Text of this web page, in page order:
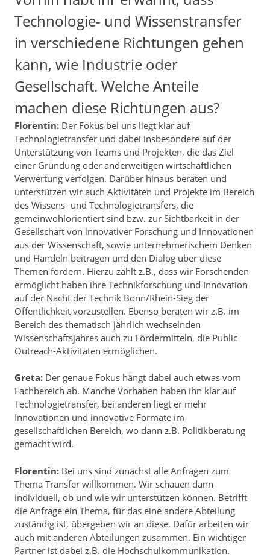
Technologie- und Wissenstransfer
in verschiedene Richtungen gehen
kann, wie Industrie oder
Gesellschaft. Welche Anteile
machen diese Richtungen aus?
Florentin: Der Fokus bei uns liegt klar auf
Technologietransfer und dabei insbesondere auf der
Unterstützung von Teams und Projekten, die das Ziel
einer Gründung oder anderweitigen wirtschaftlichen
Verwertung verfolgen. Darüber hinaus beraten und
unterstützen wir auch Aktivitäten und Projekte im Bereich
des Wissens- und Technologietransfers, die
gemeinwohlorientiert sind bzw. zur Sichtbarkeit in der
Gesellschaft von innovativer Forschung und Innovationen
aus der Wissenschaft, sowie unternehmerischem Denken
und Handeln beitragen und den Dialog über diese
Themen fördern. Hierzu zählt z.B., dass wir Forschenden
ermöglicht haben ihre Technikforschung und Innovation
auf der Nacht der Technik Bonn/Rhein-Sieg der
Öffentlichkeit vorzustellen. Ebenso beraten wir z.B. im
Bereich des thematisch jährlich wechselnden
Wissenschaftsjahres auch zu Fördermitteln, die Public
Outreach-Aktivitäten ermöglichen.
Greta: Der genaue Fokus hängt dabei auch etwas vom
Fachbereich ab. Manche Vorhaben haben ihn klar auf
Technologietransfer, bei anderen liegt er mehr
Innovationen und innovative Formate im
gesellschaftlichen Bereich, wo dann z.B. Politikberatung
gemacht wird.
Florentin: Bei uns sind zunächst alle Anfragen zum
Thema Transfer willkommen. Wir schauen dann
individuell, ob und wie wir unterstützen können. Betrifft
die Anfrage ein Thema, für das eine andere Abteilung
zuständig ist, übergeben wir an diese. Dafür arbeiten wir
auch mit anderen Abteilungen zusammen. Ein wichtiger
Partner ist dabei z.B. die Hochschulkommunikation.